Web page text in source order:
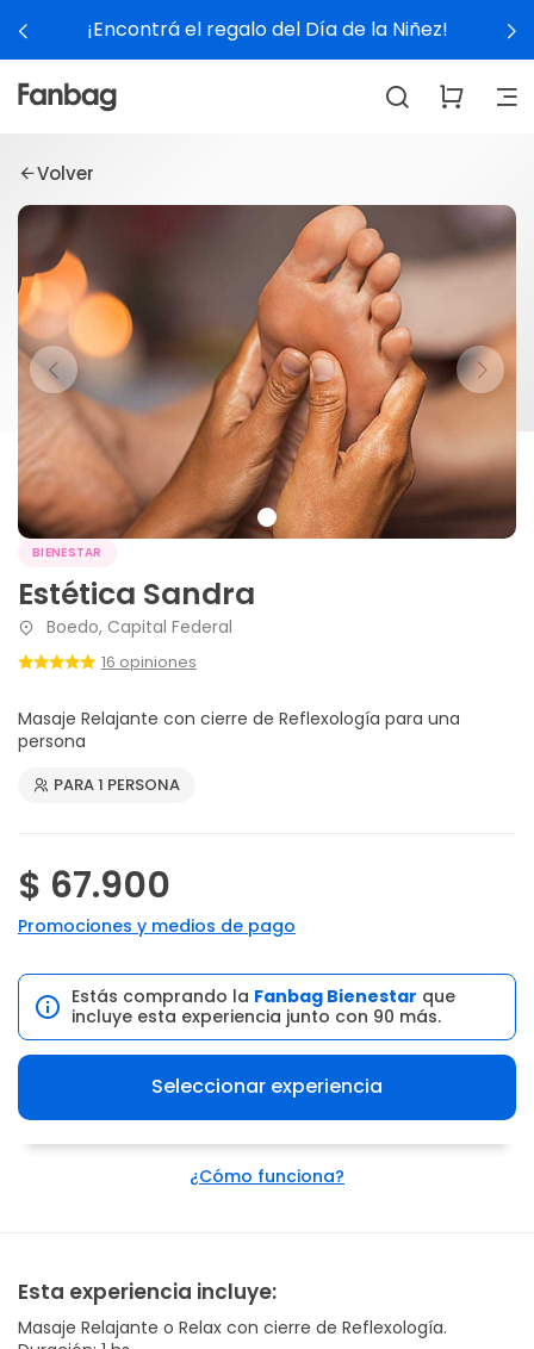
¡Encontrá el regalo del Día de la Niñez!
Volver
BIENESTAR
Estética Sandra
Boedo, Capital Federal
16 opiniones
Masaje Relajante con cierre de Reflexología para una
persona
PARA 1 PERSONA
$ 67.900
Promociones y medios de pago
Estás comprando la Fanbag Bienestar que
incluye esta experiencia junto con 90 más.
Seleccionar experiencia
¿Cómo funciona?
Esta experiencia incluye:
Masaje Relajante o Relax con cierre de Reflexología.